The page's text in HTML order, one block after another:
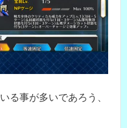
る事が多いであろう、